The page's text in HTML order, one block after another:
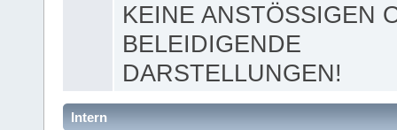
KEINE ANSTÖSSIGEN
BELEIDIGENDE
DARSTELLUNGEN!
Intern